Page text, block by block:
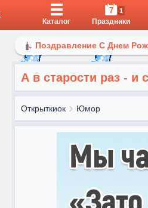
Каталог
7 1
Праздники
Поздравление С Днем
А в старости раз - и
Открыткиок Юмор